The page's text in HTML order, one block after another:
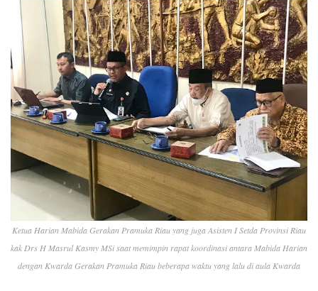
Ketua Harian Mabida Gerakan Pramuka Riau yang juga Asisten I Setda Provinsi Riau
kak Drs H Masrul Kasmy MSi saat memimpin rapat koordinasi antara Mabida Harian
dengan Kwarda Gerakan Pramuka Riau beberapa waktu yang lalu di aula Kwarda